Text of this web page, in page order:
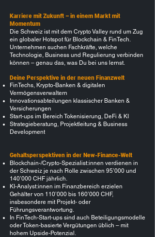
Karriere mit Zukunft – in einem Markt mit
Momentum
Die Schweiz ist mit dem Crypto Valley rund um Zug
ein globaler Hotspot für Blockchain & FinTech.
Unternehmen suchen Fachkräfte, welche
Technologie, Business und Regulierung verbinden
können – genau das, was Du bei uns lernst.
Deine Perspektive in der neuen Finanzwelt
FinTechs, Krypto-Banken & digitalen
Vermögensverwaltern
Innovationsabteilungen klassischer Banken &
Versicherungen
Start-ups im Bereich Tokenisierung, DeFi & KI
Strategieberatung, Projektleitung & Business
Development
Gehaltsperspektiven in der New-Finance-Welt
Blockchain-/Crypto-Spezialist:innen verdienen in
der Schweiz je nach Rolle zwischen 95’000 und
140’000 CHF jährlich.
KI-Analyst:innen im Finanzbereich erzielen
Gehälter von 110’000 bis 160’000 CHF,
insbesondere mit Projekt- oder
Führungsverantwortung.
In FinTech-Start-ups sind auch Beteiligungsmodelle
oder Token-basierte Vergütungen üblich – mit
hohem Upside-Potenzial.